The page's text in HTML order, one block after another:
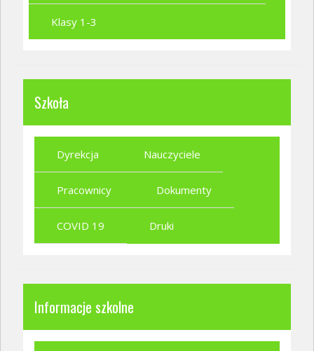
Klasy 1-3
Szkoła
Dyrekcja Nauczyciele
Pracownicy Dokumenty
COVID 19 Druki
Informacje szkolne